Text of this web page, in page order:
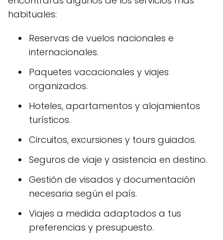
habituales:
Reservas de vuelos nacionales e
internacionales.
Paquetes vacacionales y viajes
organizados.
Hoteles, apartamentos y alojamientos
turísticos.
Circuitos, excursiones y tours guiados.
Seguros de viaje y asistencia en destino.
Gestión de visados y documentación
necesaria según el país.
Viajes a medida adaptados a tus
preferencias y presupuesto.